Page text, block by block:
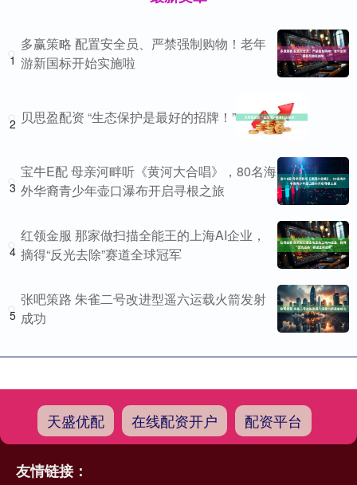
1
多赢策略 配置安全员、严禁强制购物！老年
游新国标开始实施啦
2 贝思盈配资 “生态保护是最好的招牌！”
3
宝牛E配 母亲河畔听《黄河大合唱》，80名海
外华裔青少年壶口瀑布开启寻根之旅
4
红领金服 那家做扫描全能王的上海AI企业，
摘得“反光去除”赛道全球冠军
5
张吧策路 朱雀二号改进型遥六运载火箭发射
成功
天盛优配 在线配资开户 配资平台
友情链接：